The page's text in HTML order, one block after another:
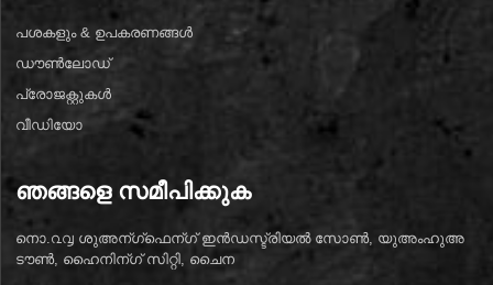
പശകളും & ഉപകരണങ്ങൾ
ഡൗൺലോഡ്
പ്രോജക്റ്റുകൾ
വീഡിയോ
ഞങ്ങളെ സമീപിക്കുക
നൊ.൨൮ ശുഅന്ഗ്ഫെന്ഗ് ഇൻഡസ്ട്രിയൽ സോൺ, യുഅംഹുഅ
ടൗൺ, ഹൈനിന്ഗ് സിറ്റി, ചൈന